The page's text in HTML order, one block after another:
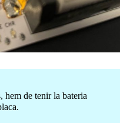
hem de tenir la bateria